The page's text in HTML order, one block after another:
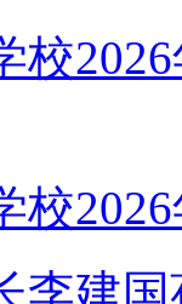
校
校
李建